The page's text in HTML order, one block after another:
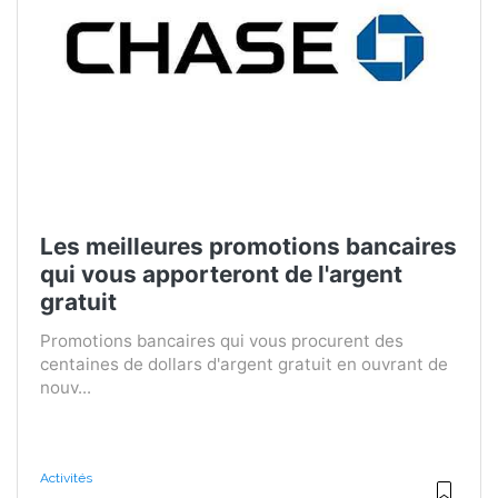
Les meilleures promotions bancaires
qui vous apporteront de l'argent
gratuit
Promotions bancaires qui vous procurent des
centaines de dollars d'argent gratuit en ouvrant de
nouv...
Activités